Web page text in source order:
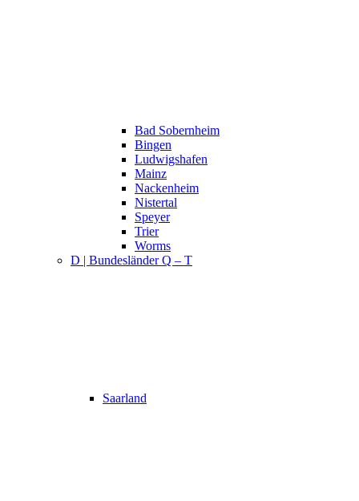
Bad Sobernheim
Bingen
Ludwigshafen
Mainz
Nackenheim
Nistertal
Speyer
Trier
Worms
D | Bundesländer Q – T
Saarland